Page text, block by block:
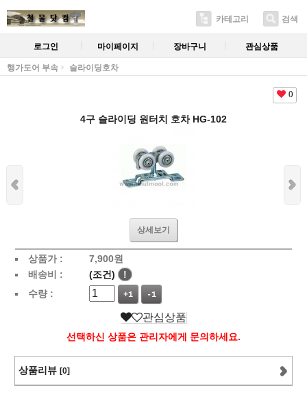
카테고리 검색
로그인 마이페이지 장바구니 관심상품
행가도어 부속 슬라이딩호차
0
4구 슬라이딩 원터치 호차 HG-102
상세보기
상품가 : 7,900원
배송비 :
(조건)
!
수량 :
+1 -1
관심상품
선택하신 상품은 관리자에게 문의하세요.
상품리뷰 [0]